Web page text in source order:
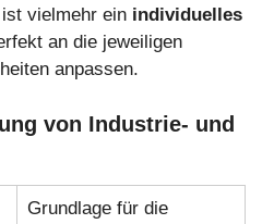
vielmehr ein individuelles
an die jeweiligen
anpassen.
von Industrie- und
Grundlage für die